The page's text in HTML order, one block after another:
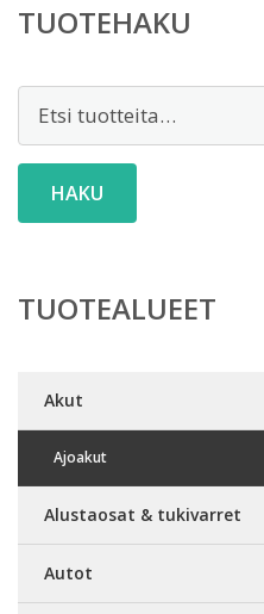
TUOTEHAKU
Etsi:
HAKU
TUOTEALUEET
Akut
Ajoakut
Alustaosat & tukivarret
Autot